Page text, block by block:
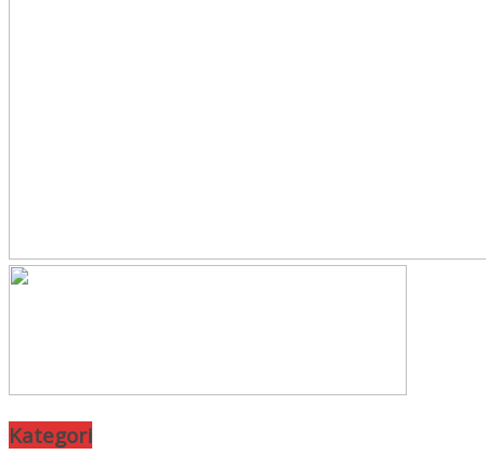
Kategori